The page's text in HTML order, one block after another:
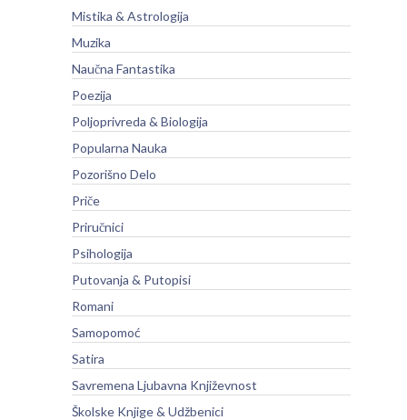
Mistika & Astrologija
Muzika
Naučna Fantastika
Poezija
Poljoprivreda & Biologija
Popularna Nauka
Pozorišno Delo
Priče
Priručnici
Psihologija
Putovanja & Putopisi
Romani
Samopomoć
Satira
Savremena Ljubavna Književnost
Školske Knjige & Udžbenici